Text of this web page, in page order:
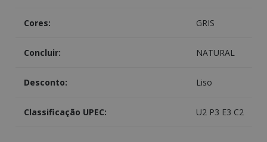
Cores: GRIS
Concluir: NATURAL
Desconto: Liso
Classificação UPEC: U2 P3 E3 C2